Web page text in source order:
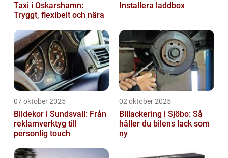
Taxi i Oskarshamn:
Tryggt, flexibelt och nära
Installera laddbox
07 oktober 2025
Bildekor i Sundsvall: Från
reklamverktyg till
personlig touch
02 oktober 2025
Billackering i Sjöbo: Så
håller du bilens lack som
ny